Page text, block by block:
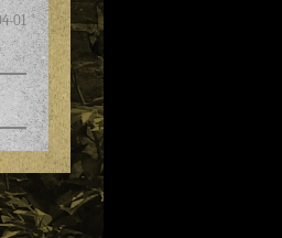
01